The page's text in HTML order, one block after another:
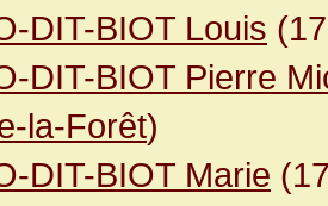
DIT-BIOT Louis
DIT-BIOT Pierre
la-Forêt)
DIT-BIOT Marie